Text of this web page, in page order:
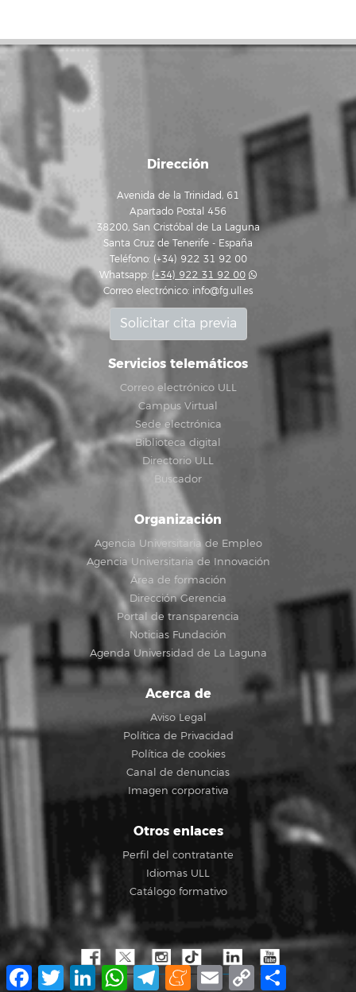
Dirección
Avenida de la Trinidad, 61
Apartado Postal 456
38200, San Cristóbal de La Laguna
Santa Cruz de Tenerife - España
Teléfono: (+34) 922 31 92 00
Whatsapp: (+34) 922 31 92 00
Correo electrónico: info@fg.ull.es
Solicitar cita previa
Servicios telemáticos
Correo electrónico ULL
Campus Virtual
Sede electrónica
Biblioteca digital
Directorio ULL
Buscador
Organización
Agencia Universitaria de Empleo
Agencia Universitaria de Innovación
Área de formación
Dirección Gerencia
Portal de transparencia
Noticias Fundación
Agenda Universidad de La Laguna
Acerca de
Aviso Legal
Política de Privacidad
Política de cookies
Canal de denuncias
Imagen corporativa
Otros enlaces
Perfil del contratante
Idiomas ULL
Catálogo formativo
Facebook
TwitterLinkedInWhatsApp
TelegramMeneame
Email Copy
Link